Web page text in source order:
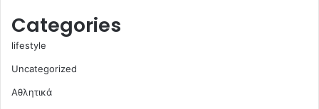
Categories
lifestyle
Uncategorized
Αθλητικά